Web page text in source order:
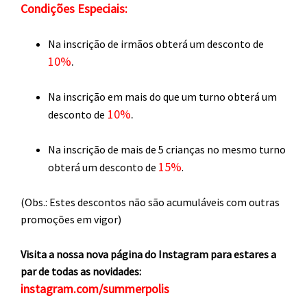
Condições Especiais:
Na inscrição de irmãos obterá um desconto de
10%.
Na inscrição em mais do que um turno obterá um
desconto de 10%.
Na inscrição de mais de 5 crianças no mesmo turno
obterá um desconto de 15%.
(Obs.: Estes descontos não são acumuláveis com outras
promoções em vigor)
Visita a nossa nova página do Instagram para estares a
par de todas as novidades:
instagram.com/summerpolis